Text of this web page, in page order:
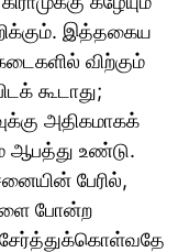
இத்தகைய
விற்கும்
கூடாது;
அதிகமாகக்
ஆபத்து உண்டு.
பேரில்,
போன்ற
சேர்த்துக்கொள்வதே